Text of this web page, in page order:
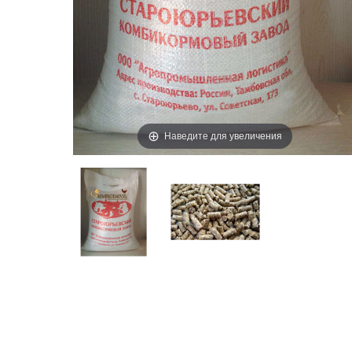
Наведите для увеличения